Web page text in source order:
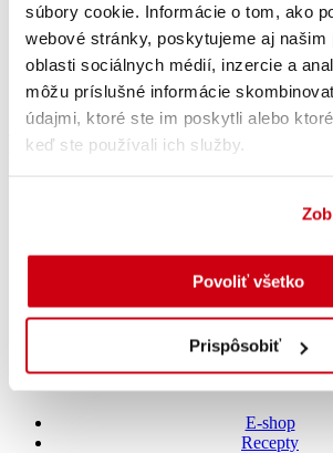
súbory cookie. Informácie o tom, ako
webové stránky, poskytujeme aj našim
oblasti sociálnych médií, inzercie a
môžu príslušné informácie
údajmi, ktoré ste im poskytli alebo
keď ste používali ich služby.
Povoliť všetko
Prispôsobiť
Zázvor mletý 35g
1.50€ s DPH
Možno by sa Vám páčilo…
Darčekové balenie
s DPH
E-shop
Recepty